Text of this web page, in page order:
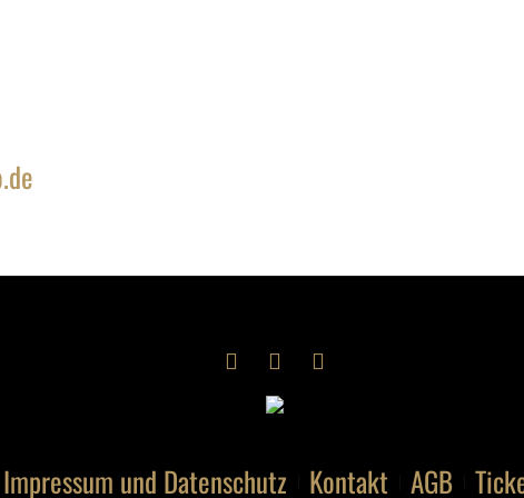
Impressum und Datenschutz Kontakt AGB